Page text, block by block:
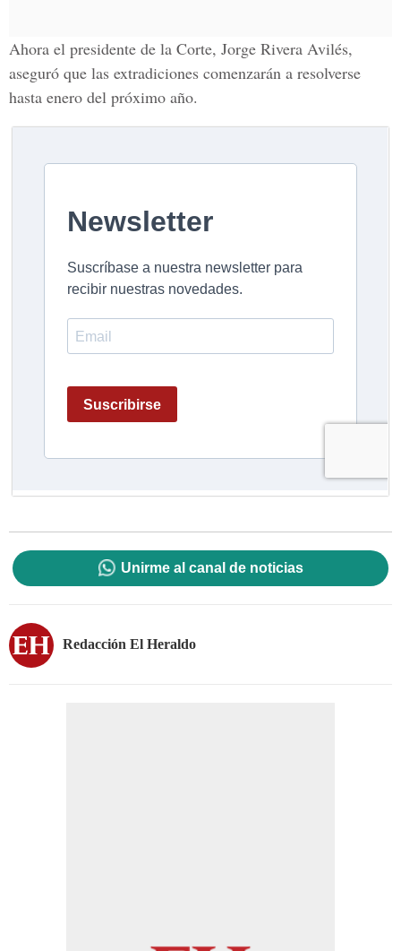
Ahora el presidente de la Corte, Jorge Rivera Avilés,
aseguró que las extradiciones comenzarán a resolverse
hasta enero del próximo año.
Unirme al canal de noticias
Redacción El Heraldo